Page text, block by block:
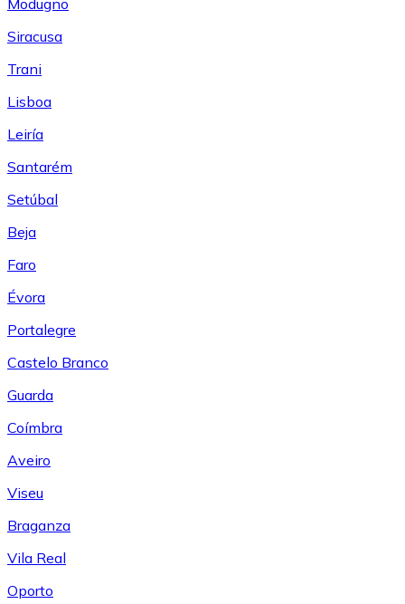
Modugno
Siracusa
Trani
Lisboa
Leiría
Santarém
Setúbal
Beja
Faro
Évora
Portalegre
Castelo Branco
Guarda
Coímbra
Aveiro
Viseu
Braganza
Vila Real
Oporto